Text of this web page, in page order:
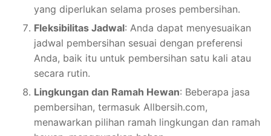
yang diperlukan selama proses pembersihan.
Fleksibilitas Jadwal: Anda dapat menyesuaikan
jadwal pembersihan sesuai dengan preferensi
Anda, baik itu untuk pembersihan satu kali atau
secara rutin.
Lingkungan dan Ramah Hewan: Beberapa jasa
pembersihan, termasuk Allbersih.com,
menawarkan pilihan ramah lingkungan dan ramah